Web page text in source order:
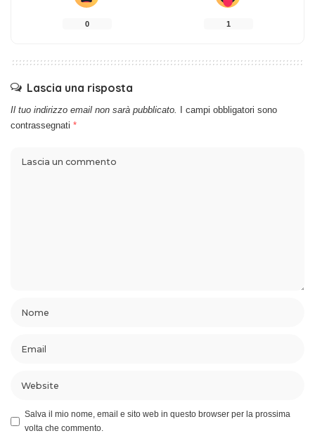
0 1
Lascia una risposta
Il tuo indirizzo email non sarà pubblicato.
I campi obbligatori sono
contrassegnati *
Salva il mio nome, email e sito web in questo browser per la prossima
volta che commento.